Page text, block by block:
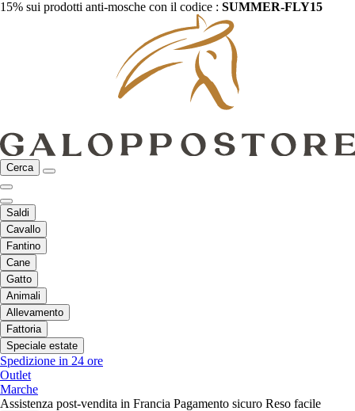
15% sui prodotti anti-mosche con il codice : SUMMER-FLY15
Cerca
Saldi
Cavallo
Fantino
Cane
Gatto
Animali
Allevamento
Fattoria
Speciale estate
Spedizione in 24 ore
Outlet
Marche
Assistenza post-vendita in Francia Pagamento sicuro Reso facile